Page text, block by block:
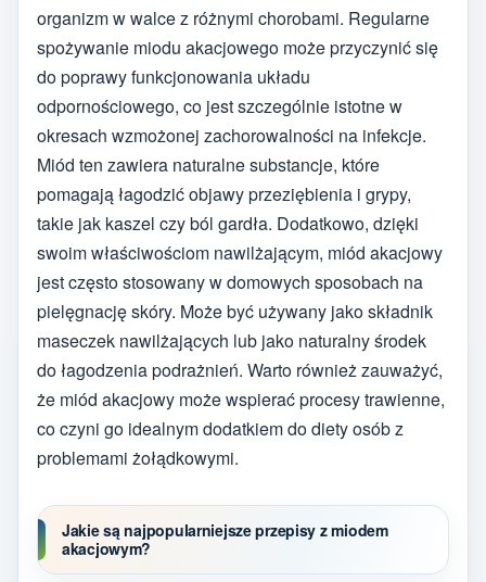
organizm w walce z różnymi chorobami. Regularne
spożywanie miodu akacjowego może przyczynić się
do poprawy funkcjonowania układu
odpornościowego, co jest szczególnie istotne w
okresach wzmożonej zachorowalności na infekcje.
Miód ten zawiera naturalne substancje, które
pomagają łagodzić objawy przeziębienia i grypy,
takie jak kaszel czy ból gardła. Dodatkowo, dzięki
swoim właściwościom nawilżającym, miód akacjowy
jest często stosowany w domowych sposobach na
pielęgnację skóry. Może być używany jako składnik
maseczek nawilżających lub jako naturalny środek
do łagodzenia podrażnień. Warto również zauważyć,
że miód akacjowy może wspierać procesy trawienne,
co czyni go idealnym dodatkiem do diety osób z
problemami żołądkowymi.
Jakie są najpopularniejsze przepisy z miodem
akacjowym?